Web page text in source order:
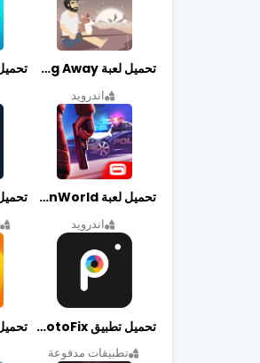
تحميل لعبة Casting Away مهكرة أخر إصدار
اندرويد
تحميل لعبة Gangstar New Orleans OpenWorld مهكرة أخر إصدار
اندرويد
تحميل تطبيق PhotoFix مهكر آخر إصدار
تطبيقات مدفوعة